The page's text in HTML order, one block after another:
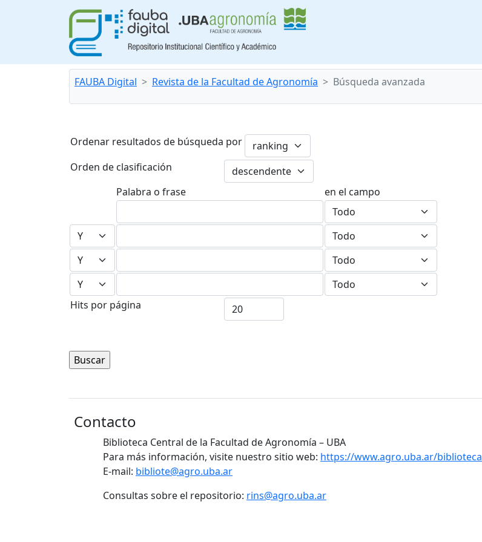
FAUBA Digital Revista de la Facultad de Agronomía Búsqueda avanzada
Ordenar resultados de búsqueda por
Orden de clasificación
Palabra o frase
en el campo
Hits por página
Contacto
Biblioteca Central de la Facultad de Agronomía – UBA
Para más información, visite nuestro sitio web: https://www.agro.uba.ar/biblioteca
E-mail: bibliote@agro.uba.ar
Consultas sobre el repositorio: rins@agro.uba.ar